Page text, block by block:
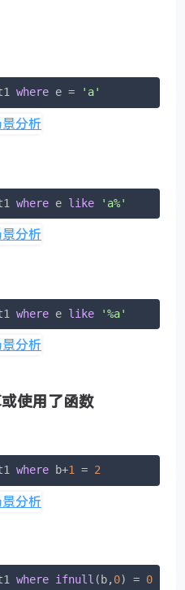
where e = 'a'
where e like 'a%'
where e like '%a'
使用了函数
where b+1 = 2
where ifnull (b, 0) = 0